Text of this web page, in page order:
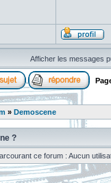
Afficher les messages
» Demoscene
?
ce forum : Aucun